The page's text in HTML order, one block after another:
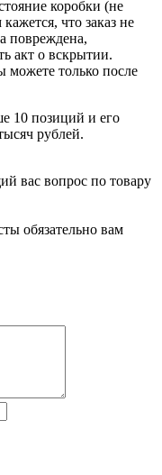
коробки (не
что заказ не
повреждена,
акт о вскрытии.
можете только после
10 позиций и его
рублей.
вас вопрос по товару
обязательно вам